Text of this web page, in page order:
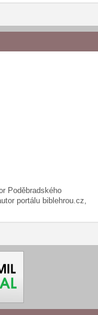
Poděbradského
portálu biblehrou.cz,